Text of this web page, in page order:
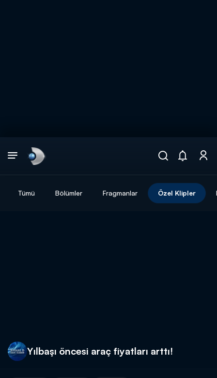
Tümü Bölümler Fragmanlar Özel Klipler
Yılbaşı öncesi araç fiyatları arttı!